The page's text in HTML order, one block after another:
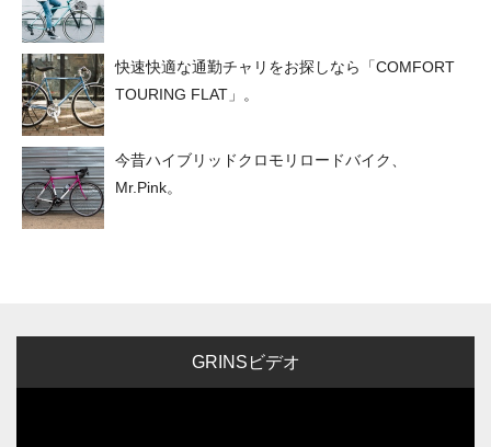
快速快適な通勤チャリをお探しなら「COMFORT
TOURING FLAT」。
今昔ハイブリッドクロモリロードバイク、
Mr.Pink。
GRINSビデオ